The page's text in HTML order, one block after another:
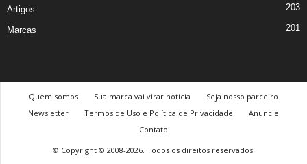
Artigos 203
Marcas 201
Quem somos Sua marca vai virar notícia
Seja nosso parceiro
Newsletter
Termos de Uso e Política de Privacidade
Anuncie
Contato
© Copyright © 2008-2026. Todos os direitos reservados.